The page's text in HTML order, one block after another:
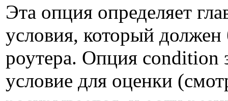
Эта опция определяет
условия, который
роутера. Опция condition
условие для оценки